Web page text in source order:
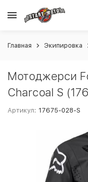
Главная Экипировка
Мотоджерси
Charcoal S
Артикул: 17675-028-S